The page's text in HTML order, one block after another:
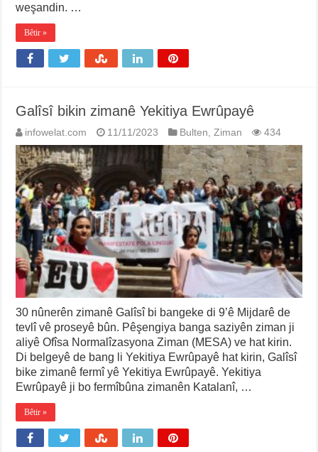
weşandin. …
Bêtir »
Galîsî bikin zimanê Yekitiya Ewrûpayê
infowelat.com 11/11/2023 Bulten,Ziman 434
30 nûnerên zimanê Galîsî bi bangeke di 9’ê Mijdarê de
tevlî vê proseyê bûn. Pêşengiya banga saziyên ziman ji
aliyê Ofîsa Normalîzasyona Ziman (MESA) ve hat kirin.
Di belgeyê de bang li Yekitiya Ewrûpayê hat kirin, Galîsî
bike zimanê fermî yê Yekitiya Ewrûpayê. Yekitiya
Ewrûpayê ji bo fermîbûna zimanên Katalanî, …
Bêtir »